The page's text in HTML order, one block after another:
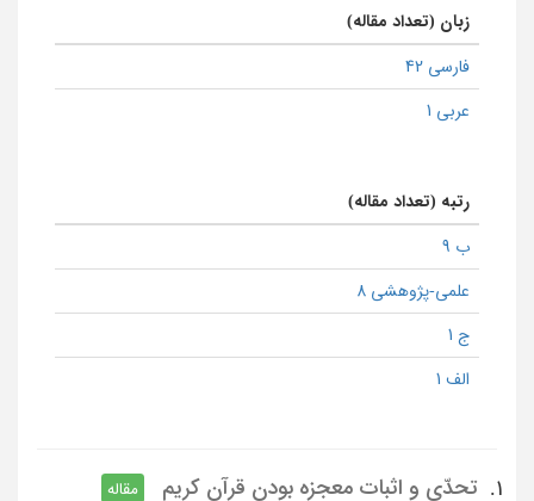
زبان (تعداد مقاله)
فارسی 42
عربی 1
رتبه (تعداد مقاله)
ب 9
علمی-پژوهشی 8
ج 1
الف 1
1. تحدّی و اثبات معجزه بودن قرآن کریم
مقاله